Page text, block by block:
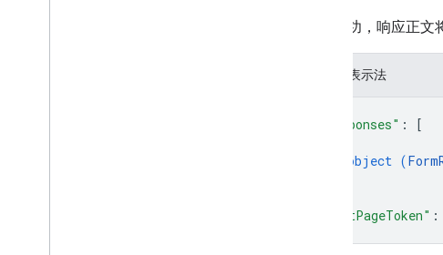
如果成功，响应正文
JSON 表示法
"responses" :
[
object (
"nextPageToken" :